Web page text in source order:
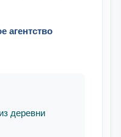
агентство
деревни